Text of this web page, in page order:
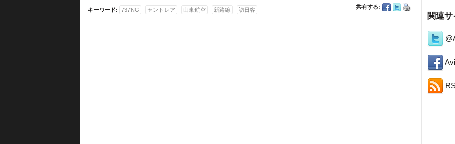
関連
共有する:
キーワード: 737NG セントレア 山東航空 新路線 訪日客